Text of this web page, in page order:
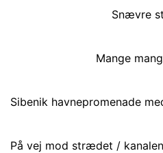
Snævre
Mange
Sibenik havnepromenade
På vej mod strædet /